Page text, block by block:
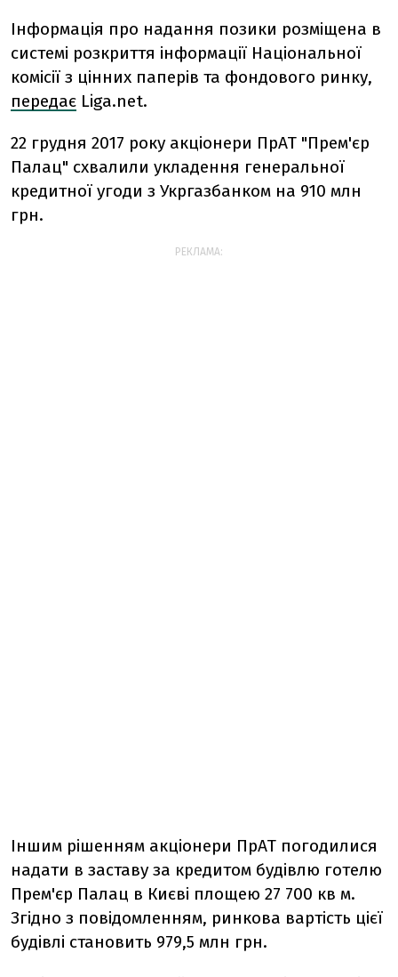
Інформація про надання позики розміщена в
системі розкриття інформації Національної
комісії з цінних паперів та фондового ринку,
передає Liga.net.
22 грудня 2017 року акціонери ПрАТ "Прем'єр
Палац" схвалили укладення генеральної
кредитної угоди з Укргазбанком на 910 млн
грн.
РЕКЛАМА:
Іншим рішенням акціонери ПрАТ погодилися
надати в заставу за кредитом будівлю готелю
Прем'єр Палац в Києві площею 27 700 кв м.
Згідно з повідомленням, ринкова вартість цієї
будівлі становить 979,5 млн грн.